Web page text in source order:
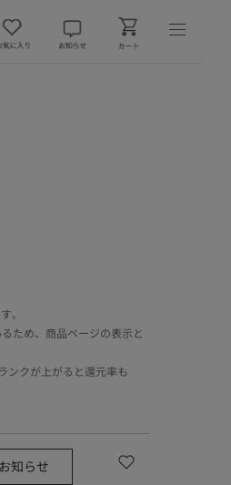
。
ため、商品ページの表示と
ンクが上がると還元率も
知らせ